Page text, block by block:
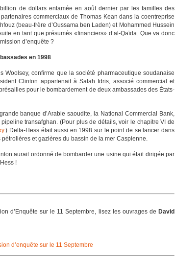
de dollars entamée en août dernier par les familles des
commerciaux de Thomas Kean dans la coentreprise
(beau-frère d’Oussama ben Laden) et Mohammed Hussein
en tant que présumés «financiers» d’al-Qaïda. Que va donc
d’enquête ?
en 1998
Woolsey, confirme que la société pharmaceutique soudanaise
Clinton appartenait à Salah Idris, associé commercial et
pour le bombardement de deux ambassades des États-
banque d’Arabie saoudite, la National Commercial Bank,
transafghan. (Pour plus de détails, voir le chapitre VI de
.) Delta-Hess était aussi en 1998 sur le point de se lancer dans
et gazières du bassin de la mer Caspienne.
aurait ordonné de bombarder une usine qui était dirigée par
!
d’Enquête sur le 11 Septembre, lisez les ouvrages de David
d’enquête sur le 11 Septembre